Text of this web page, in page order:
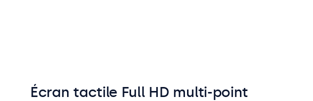
Écran tactile Full HD multi-point